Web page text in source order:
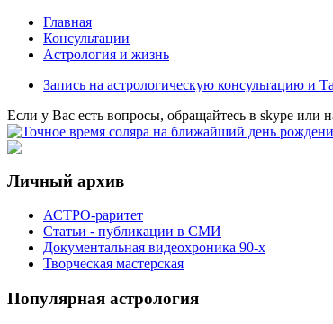
Главная
Консультации
Астрология и жизнь
Запись на астрологическую консультацию и
Eсли у Вас есть вопросы, обращайтесь в skype или
Личный архив
АСТРО-раритет
Cтатьи - публикации в СМИ
Документальная видеохроника 90-х
Творческая мастерская
Популярная астрология